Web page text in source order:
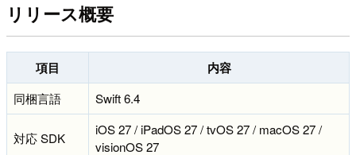
リリース概要
項目 内容
同梱言語 Swift 6.4
対応 SDK
iOS 27 / iPadOS 27 / tvOS 27 / macOS 27 /
visionOS 27